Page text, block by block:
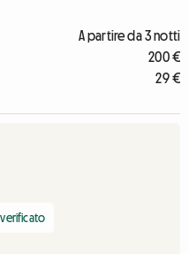
A partire da 3 notti
200 €
29 €